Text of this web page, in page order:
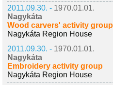
2011.09.30. - 1970.01.01.
Nagykáta
Wood carvers' activity group
Nagykáta Region House
2011.09.30. - 1970.01.01.
Nagykáta
Embroidery activity group
Nagykáta Region House